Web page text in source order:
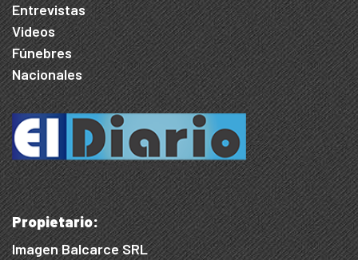
Entrevistas
Videos
Fúnebres
Nacionales
Propietario:
Imagen Balcarce SRL